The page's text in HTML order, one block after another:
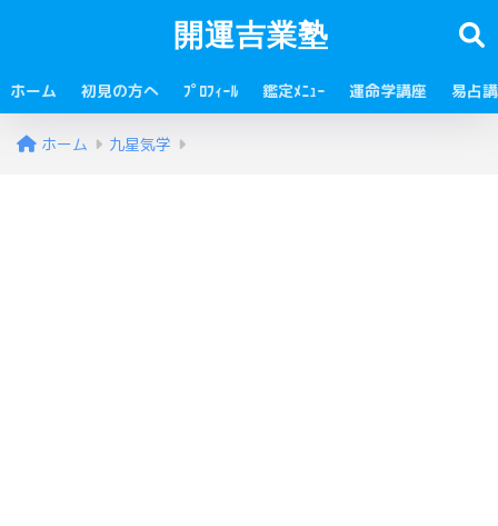
開運吉業塾
ホーム 初見の方へ ﾌﾟﾛﾌｨｰﾙ 鑑定ﾒﾆｭｰ 運命学講座 易占
ホーム 九星気学